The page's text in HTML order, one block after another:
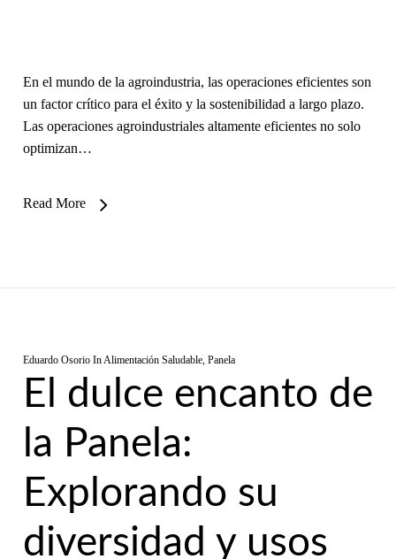
En el mundo de la agroindustria, las operaciones eficientes son
un factor crítico para el éxito y la sostenibilidad a largo plazo.
Las operaciones agroindustriales altamente eficientes no solo
optimizan…
Read More
Eduardo Osorio InAlimentación Saludable, Panela
El dulce encanto de
la Panela:
Explorando su
diversidad y usos